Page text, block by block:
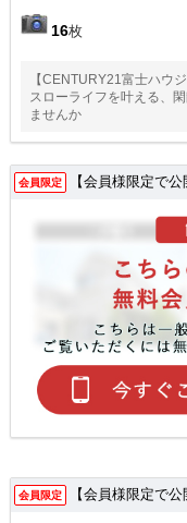
16枚
【CENTURY21富士ハウ
スローライフを叶える、
ませんか
会員限定 【会員様限定で公
会員限定 【会員様限定で公